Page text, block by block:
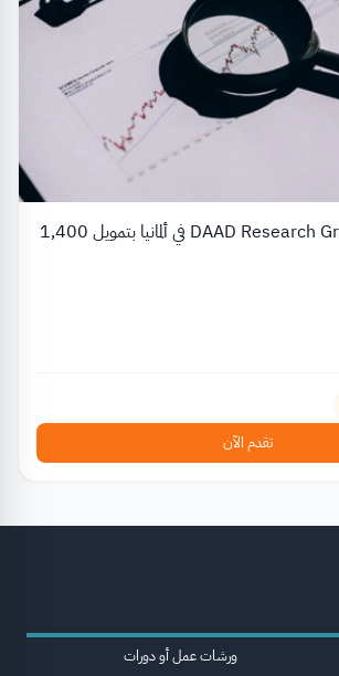
زمالة DAAD Research Grants 2026 في ألمانيا بتمويل 1,400
تقدم الآن
ورشات عمل أو دورات